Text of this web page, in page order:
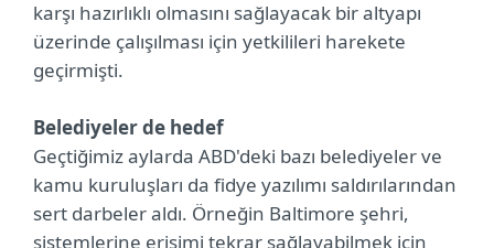
karşı hazırlıklı olmasını sağlayacak bir altyapı
üzerinde çalışılması için yetkilileri harekete
geçirmişti.
Belediyeler de hedef
Geçtiğimiz aylarda ABD'deki bazı belediyeler ve
kamu kuruluşları da fidye yazılımı saldırılarından
sert darbeler aldı. Örneğin Baltimore şehri,
sistemlerine erişimi tekrar sağlayabilmek için